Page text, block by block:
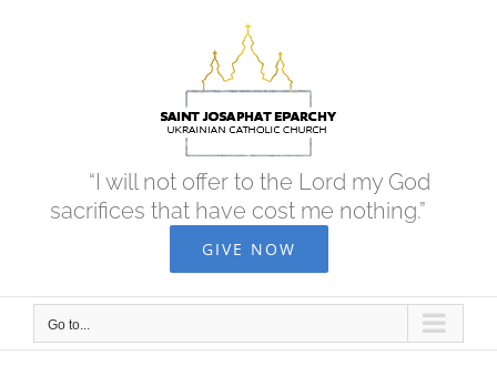
“I will not offer to the Lord my God
sacrifices that have cost me nothing.”
GIVE NOW
Go to...